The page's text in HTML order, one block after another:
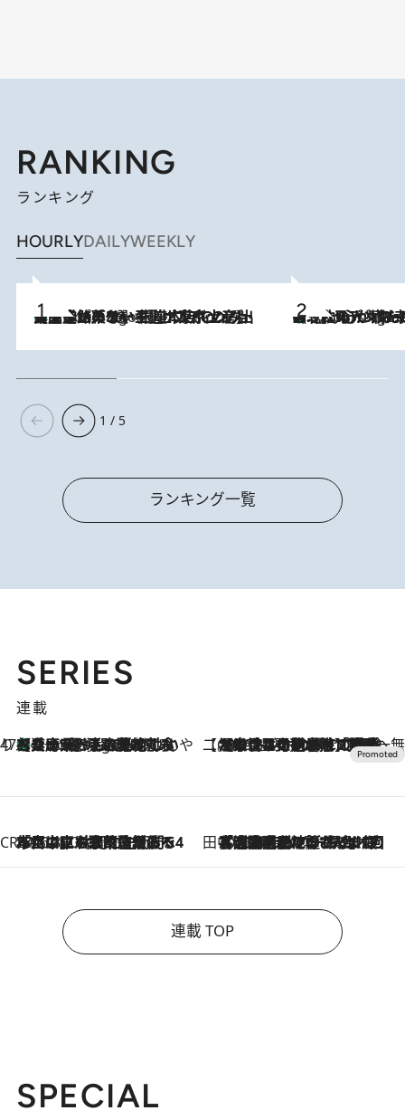
RANKING
ランキング
HOURLYDAILYWEEKLY
3 Hours Ago
【間違いのない王道・東京土産】資生堂パーラー 銀座本店でのみ出会える銘菓5選《極上プディング・濃厚チーズケーキ・ボンボンショコラほか》 3 Hours Ago
《北欧の人々の幸福度が高いのは…》元デンマーク親善大使が出会った“心が満たされる暮らし”「いいかげんにヒュッゲしなさい！」
1 / 5
ランキング一覧
SERIES
連載
47都道府県の手みやげ ひんやりスイーツで夏を満喫
3 Hours Ago
【兵庫県】この夏絶対食べたい 冷やしておいしいおやつ3選 淡路島の恵みをジェラートに集約 【CREA×星野リゾート】唯一無二。癒しと発見が待つ場所へ
2026.8.7
【トンボの足水浴】ヒノキの香りに包まれて涼感マックス！約13℃の湧水かけ流しを避暑地「星野温泉 トンボの湯」で体験
CREA'S CHOICE
2026.8.7
「立川にも歌舞伎があるんだよ」 片岡仁左衛門・市川中車ら豪華座組みで4年目の立川立飛歌舞伎へ 田中稲の勝手に再ブーム
2026.8.7
「湘南乃風に憧れて」観客大盛上がりの“タオル回し”に、ラッパー顔負けの高速歌唱まで…さだまさし（74）のアグレッシブすぎる現在地
連載 TOP
SPECIAL